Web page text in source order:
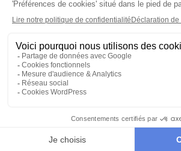
02 Co-construisez
pour créer un voyage à
adapté à vos envies et
03
expériences exclusives :
chargeons de tout. Il
qu’à partir !